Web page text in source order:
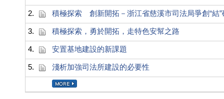
2. 積極探索 創新開拓－浙江省慈溪市司法局爭創“結”
3. 積極探索，勇於開拓，走特色安幫之路
4. 安置基地建設的新課題
5. 淺析加強司法所建設的必要性